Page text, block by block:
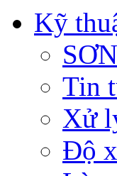
Kỹ
Tin
Xử
Độ